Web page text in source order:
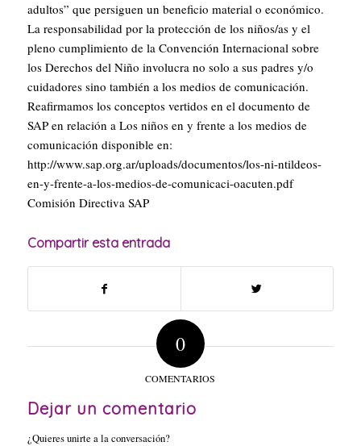
adultos” que persiguen un beneficio material o económico.
La responsabilidad por la protección de los niños/as y el
pleno cumplimiento de la Convención Internacional sobre
los Derechos del Niño involucra no solo a sus padres y/o
cuidadores sino también a los medios de comunicación.
Reafirmamos los conceptos vertidos en el documento de
SAP en relación a Los niños en y frente a los medios de
comunicación disponible en:
http://www.sap.org.ar/uploads/documentos/los-ni-ntildeos-
en-y-frente-a-los-medios-de-comunicaci-oacuten.pdf
Comisión Directiva SAP
Compartir esta entrada
0
COMENTARIOS
Dejar un comentario
¿Quieres unirte a la conversación?